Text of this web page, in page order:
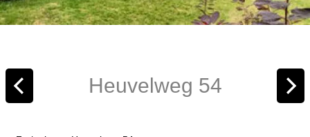
Heuvelweg 54